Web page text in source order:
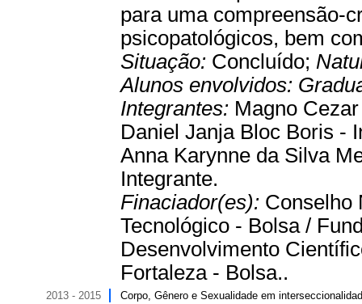
para uma compreensão-
psicopatológicos, bem
Situação: Concluído;
Alunos envolvidos:
Integrantes: Magno
Daniel Janja Bloc Boris -
Anna Karynne da Silva
Integrante.
Finaciador(es): Conselho
Tecnológico - Bolsa /
Desenvolvimento
Fortaleza - Bolsa..
2013 - 2015 Corpo, Gênero e Sexualidade em